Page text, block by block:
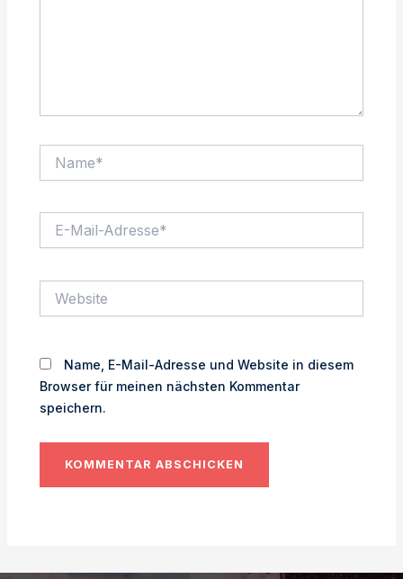
Mail-
Name, E-Mail-Adresse und Website in diesem
Browser für meinen nächsten Kommentar
speichern.